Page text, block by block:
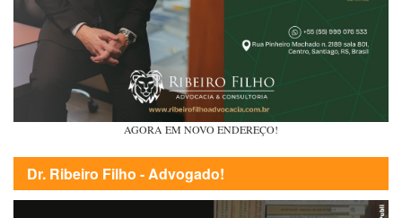
AGORA EM NOVO ENDEREÇO!
Dr. Ribeiro Filho - Advogado!